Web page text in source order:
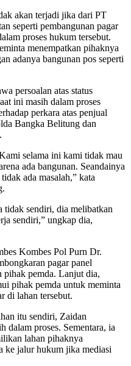
akan terjadi jika dari PT
seperti pembangunan pagar
proses hukum tersebut.
menempatkan pihaknya
adanya bangunan pos seperti
persoalan atas status
ini masih dalam proses
perkara atas penjual
Bangka Belitung dan
selama ini kami tidak mau
ada bangunan. Seandainya
ada masalah,” kata
tidak sendiri, dia melibatkan
sendiri,” ungkap dia,
Kombes Pol Purn Dr.
pagar panel
pihak pemda. Lanjut dia,
pihak pemda untuk meminta
di lahan tersebut.
itu sendiri, Zaidan
dalam proses. Sementara, ia
lahan pihaknya
ke jalur hukum jika mediasi